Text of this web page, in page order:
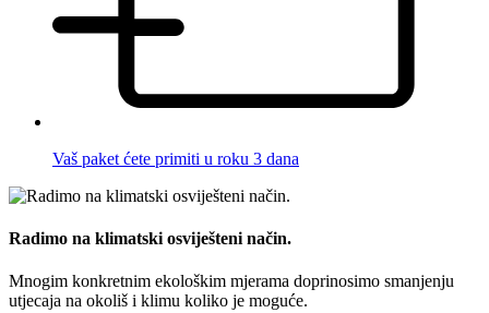
Vaš paket ćete primiti u roku 3 dana
Radimo na klimatski osviješteni način.
Mnogim konkretnim ekološkim mjerama doprinosimo smanjenju
utjecaja na okoliš i klimu koliko je moguće.